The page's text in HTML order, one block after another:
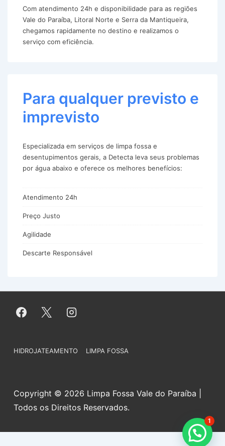
Com atendimento 24h e disponibilidade para as regiões
Vale do Paraíba, Litoral Norte e Serra da Mantiqueira,
chegamos rapidamente no destino e realizamos o
serviço com eficiência.
Para qualquer previsto e
imprevisto
Especializada em serviços de limpa fossa e
desentupimentos gerais, a Detecta leva seus problemas
por água abaixo e oferece os melhores benefícios:
Atendimento 24h
Preço Justo
Agilidade
Descarte Responsável
Menu
Rodapé
HIDROJATEAMENTO LIMPA FOSSA
Copyright © 2026 Limpa Fossa Vale do Paraíba |
Todos os Direitos Reservados.
1